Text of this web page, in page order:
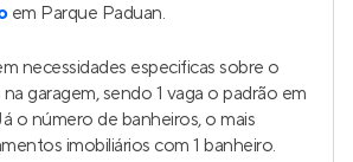
em Parque Paduan.
necessidades especificas sobre o
garagem, sendo 1 vaga o padrão em
o número de banheiros, o mais
imobiliários com 1 banheiro.